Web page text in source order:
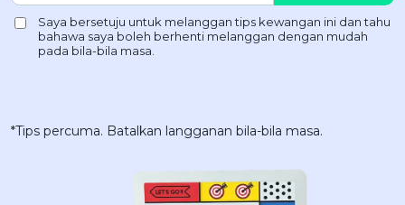
*Tips percuma. Batalkan langganan bila-bila masa.